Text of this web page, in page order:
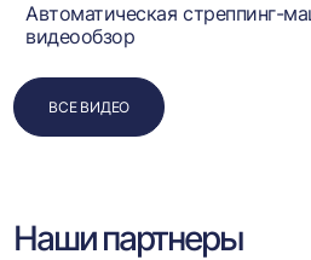
Автоматическая стреппинг-
видеообзор
ВСЕ ВИДЕО
Наши партнеры